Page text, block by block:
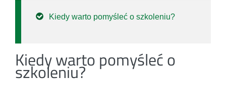
Kiedy warto pomyśleć o szkoleniu?
Kiedy warto pomyśleć o
szkoleniu?